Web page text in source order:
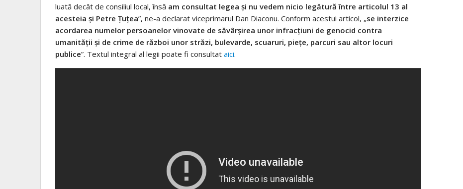
luată decât de consiliul local, însă am consultat legea și nu vedem nicio legătură între articolul 13 al
acesteia și Petre Țuțea”, ne-a declarat viceprimarul Dan Diaconu. Conform acestui articol, „se interzice
acordarea numelor persoanelor vinovate de săvârşirea unor infracţiuni de genocid contra
umanităţii şi de crime de război unor străzi, bulevarde, scuaruri, pieţe, parcuri sau altor locuri
publice”. Textul integral al legii poate fi consultat aici.